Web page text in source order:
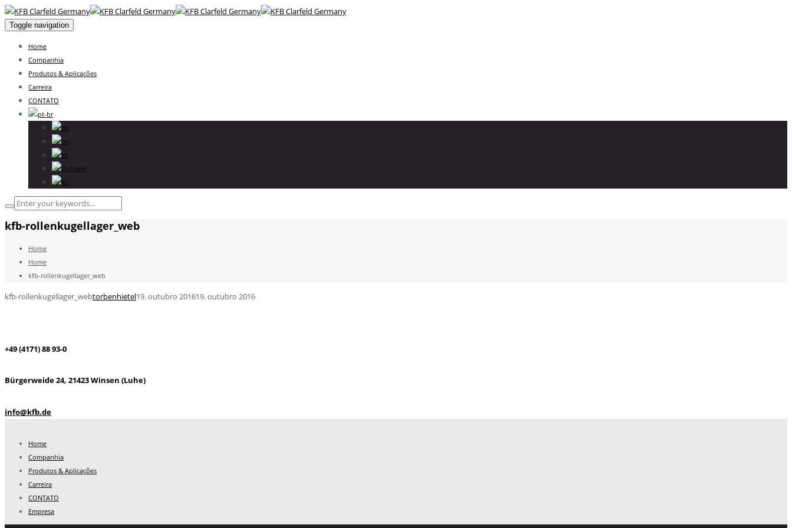
Toggle navigation
Home
Companhia
Produtos & Aplicações
Carreira
CONTATO
kfb-rollenkugellager_web
Home
Home
kfb-rollenkugellager_web
kfb-rollenkugellager_webtorbenhietel19. outubro 201619. outubro 2016
+49 (4171) 88 93-0
Bürgerweide 24, 21423 Winsen (Luhe)
info@kfb.de
Home
Companhia
Produtos & Aplicações
Carreira
CONTATO
Empresa